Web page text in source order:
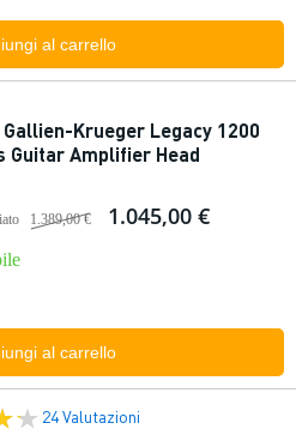
al carrello
Krueger Legacy 1200
Guitar Amplifier Head
1.389,00 € 1.045,00 €
al carrello
24 Valutazioni